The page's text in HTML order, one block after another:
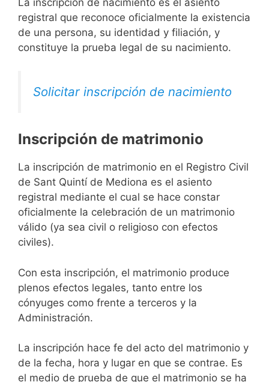
La inscripción de nacimiento es el asiento
registral que reconoce oficialmente la existencia
de una persona, su identidad y filiación, y
constituye la prueba legal de su nacimiento.
Solicitar inscripción de nacimiento
Inscripción de matrimonio
La inscripción de matrimonio en el Registro Civil
de Sant Quintí de Mediona es el asiento
registral mediante el cual se hace constar
oficialmente la celebración de un matrimonio
válido (ya sea civil o religioso con efectos
civiles).
Con esta inscripción, el matrimonio produce
plenos efectos legales, tanto entre los
cónyuges como frente a terceros y la
Administración.
La inscripción hace fe del acto del matrimonio y
de la fecha, hora y lugar en que se contrae. Es
el medio de prueba de que el matrimonio se ha